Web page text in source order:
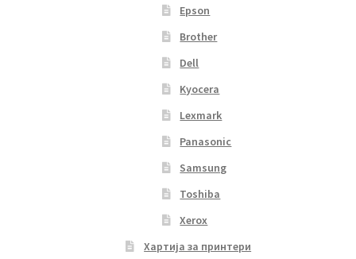
Epson
Brother
Dell
Kyocera
Lexmark
Panasonic
Samsung
Toshiba
Xerox
Хартија за принтери